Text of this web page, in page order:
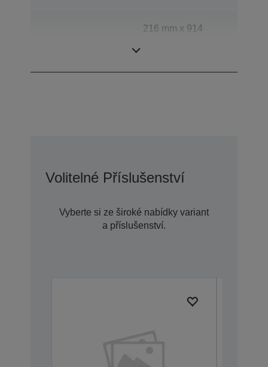
216 mm x 914
Volitelné Příslušenství
Vyberte si ze široké nabídky variant
a příslušenství.